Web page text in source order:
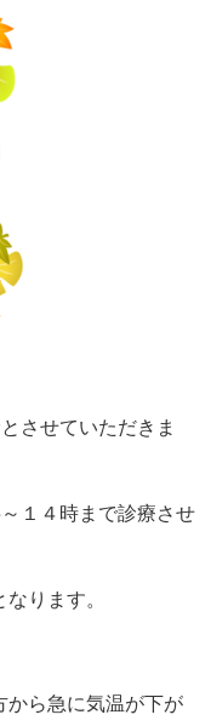
させていただきま
１４時まで診療させ
ります。
から急に気温が下が